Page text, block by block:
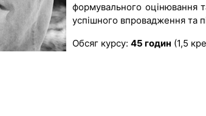
формувального оцінювання
успішного впровадження та
Обсяг курсу: 45 годин (1,5